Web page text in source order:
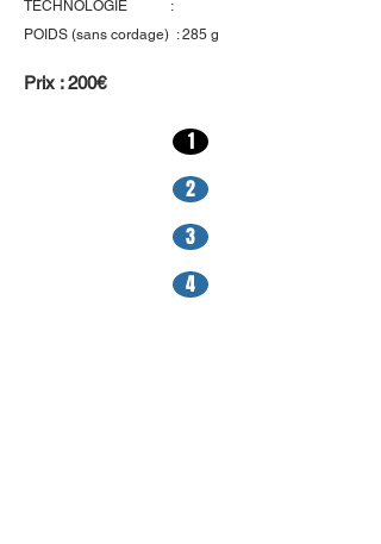
1
2
3
4
Prix : 200€
TECHNOLOGIE :
POIDS (sans cordage) : 285 g